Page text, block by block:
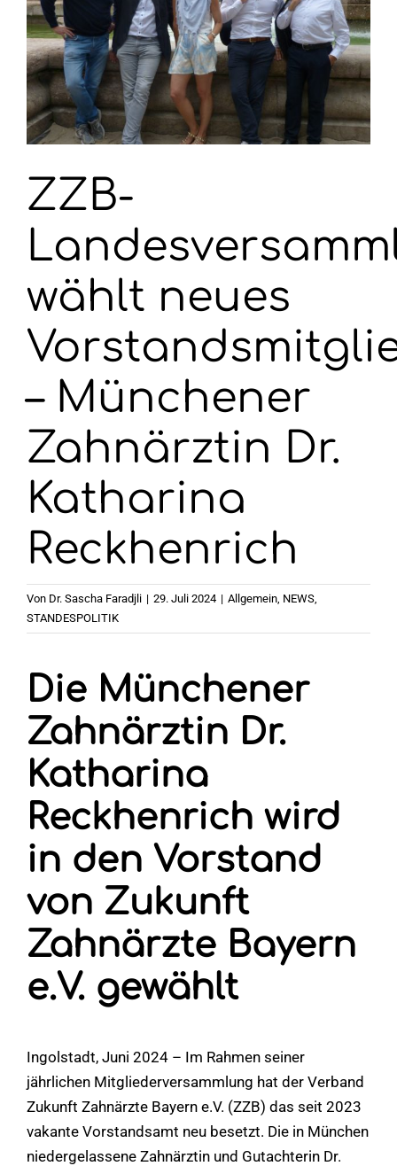
Wahlen 2026
ZZB-
wählt neues
– Münchener
Zahnärztin Dr.
Katharina
Reckhenrich
Von Dr. Sascha Faradjli | 29. Juli 2024 | Allgemein, NEWS,
STANDESPOLITIK
Die Münchener
Zahnärztin Dr.
Katharina
Reckhenrich wird
in den Vorstand
von Zukunft
Zahnärzte Bayern
e.V. gewählt
Ingolstadt, Juni 2024 – Im Rahmen seiner
jährlichen Mitgliederversammlung hat der Verband
Zukunft Zahnärzte Bayern e.V. (ZZB) das seit 2023
vakante Vorstandsamt neu besetzt. Die in München
niedergelassene Zahnärztin und Gutachterin Dr.